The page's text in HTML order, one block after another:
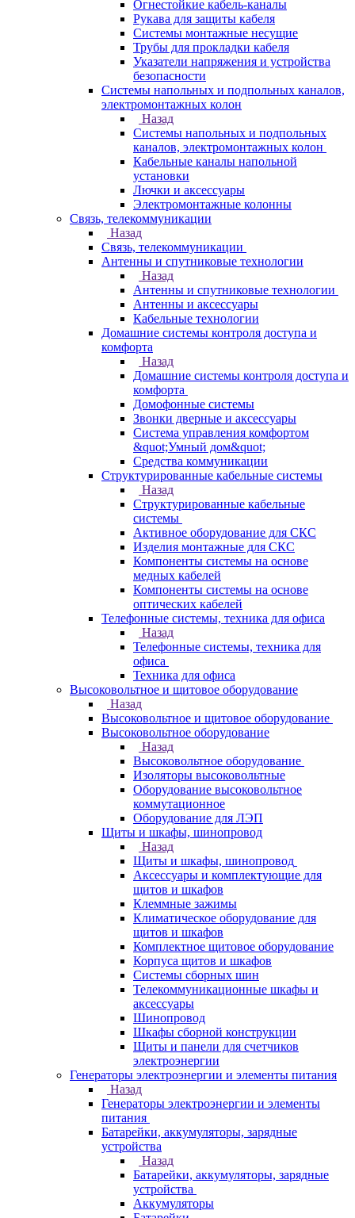
Огнестойкие кабель-каналы
Рукава для защиты кабеля
Системы монтажные несущие
Трубы для прокладки кабеля
Указатели напряжения и устройства
безопасности
Системы напольных и подпольных каналов,
электромонтажных колон
Назад
Системы напольных и подпольных
каналов, электромонтажных колон
Кабельные каналы напольной
установки
Лючки и аксессуары
Электромонтажные колонны
Связь, телекоммуникации
Назад
Связь, телекоммуникации
Антенны и спутниковые технологии
Назад
Антенны и спутниковые технологии
Антенны и аксессуары
Кабельные технологии
Домашние системы контроля доступа и
комфорта
Назад
Домашние системы контроля доступа и
комфорта
Домофонные системы
Звонки дверные и аксессуары
Система управления комфортом
&quot;Умный дом&quot;
Средства коммуникации
Структурированные кабельные системы
Назад
Структурированные кабельные
системы
Активное оборудование для СКС
Изделия монтажные для СКС
Компоненты системы на основе
медных кабелей
Компоненты системы на основе
оптических кабелей
Телефонные системы, техника для офиса
Назад
Телефонные системы, техника для
офиса
Техника для офиса
Высоковольтное и щитовое оборудование
Назад
Высоковольтное и щитовое оборудование
Высоковольтное оборудование
Назад
Высоковольтное оборудование
Изоляторы высоковольтные
Оборудование высоковольтное
коммутационное
Оборудование для ЛЭП
Щиты и шкафы, шинопровод
Назад
Щиты и шкафы, шинопровод
Аксессуары и комплектующие для
щитов и шкафов
Клеммные зажимы
Климатическое оборудование для
щитов и шкафов
Комплектное щитовое оборудование
Корпуса щитов и шкафов
Системы сборных шин
Телекоммуникационные шкафы и
аксессуары
Шинопровод
Шкафы сборной конструкции
Щиты и панели для счетчиков
электроэнергии
Генераторы электроэнергии и элементы питания
Назад
Генераторы электроэнергии и элементы
питания
Батарейки, аккумуляторы, зарядные
устройства
Назад
Батарейки, аккумуляторы, зарядные
устройства
Аккумуляторы